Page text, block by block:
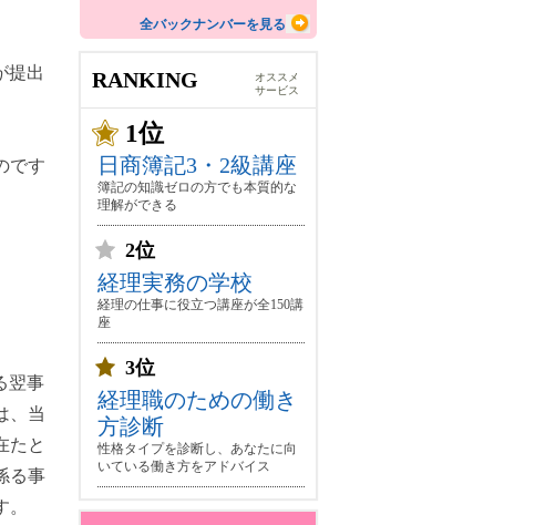
提出
です
翌事
、当
たと
る事
全バックナンバーを見る
RANKING
オススメ
サービス
1位
日商簿記3・2級講座
簿記の知識ゼロの方でも本質的な
理解ができる
2位
経理実務の学校
経理の仕事に役立つ講座が全150講
座
3位
経理職のための働き
方診断
性格タイプを診断し、あなたに向
いている働き方をアドバイス